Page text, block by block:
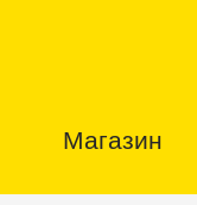
Магазин